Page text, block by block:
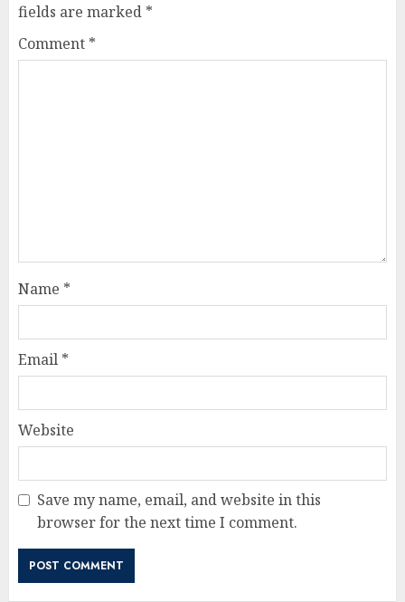
fields are marked *
Comment *
Name *
Email *
Website
Save my name, email, and website in this
browser for the next time I comment.